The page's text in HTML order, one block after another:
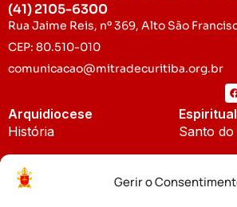
Gerir o
(41) 2105-6300
Rua Jaime Reis, nº 369, Alto São
CEP: 80.510-010
comunicacao@mitradecuritiba.org.br
Arquidiocese
História
Padroeira
Santo do